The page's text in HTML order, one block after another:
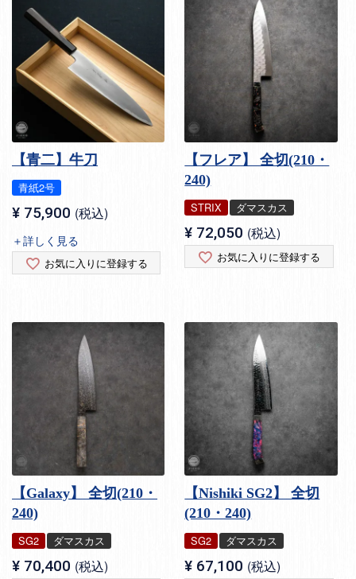
【青二】牛刀
青紙2号
¥ 75,900 税込
＋詳しく見る
お気に入りに登録する
【フレア】 全切(210・
240)
STRIX ダマスカス
¥ 72,050 税込
お気に入りに登録する
【Galaxy】 全切(210・
240)
SG2 ダマスカス
¥ 70,400 税込
【Nishiki SG2】 全切
(210・240)
SG2 ダマスカス
¥ 67,100 税込